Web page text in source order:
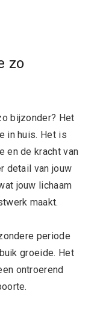
zo
bijzonder? Het
in huis. Het is
en de kracht van
detail van jouw
jouw lichaam
maakt.
periode
groeide. Het
ontroerend